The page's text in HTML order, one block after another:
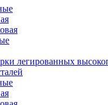
легированных